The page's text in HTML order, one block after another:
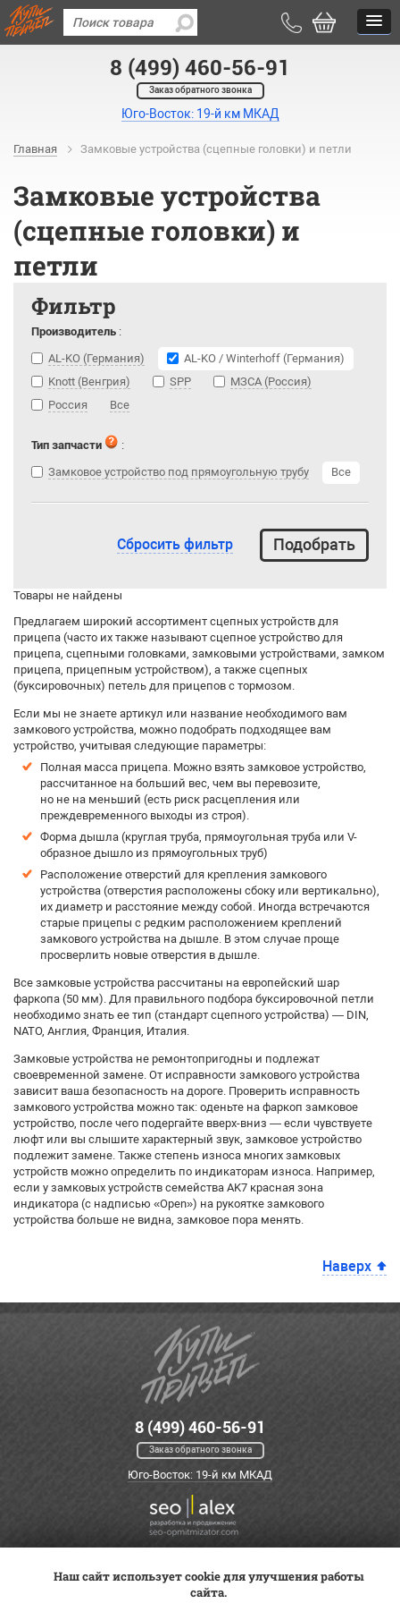
8 (499) 460-56-91
Заказ обратного звонка
Юго-Восток: 19-й км МКАД
Главная Замковые устройства (сцепные головки) и петли
Замковые устройства
(сцепные головки) и
петли
Фильтр
Производитель :
AL-KO (Германия)
AL-KO / Winterhoff (Германия)
Knott (Венгрия)
SPP
МЗСА (Россия)
Россия
Все
Тип запчасти
:
Замковое устройство под прямоугольную трубу
Все
Сбросить фильтр
Товары не найдены
Предлагаем широкий ассортимент сцепных устройств для
прицепа (часто их также называют сцепное устройство для
прицепа, сцепными головками, замковыми устройствами, замком
прицепа, прицепным устройством), а также сцепных
(буксировочных) петель для прицепов с тормозом.
Если мы не знаете артикул или название необходимого вам
замкового устройства, можно подобрать подходящее вам
устройство, учитывая следующие параметры:
Полная масса прицепа. Можно взять замковое устройство,
рассчитанное на больший вес, чем вы перевозите,
но не на меньший (есть риск расцепления или
преждевременного выходы из строя).
Форма дышла (круглая труба, прямоугольная труба или V-
образное дышло из прямоугольных труб)
Расположение отверстий для крепления замкового
устройства (отверстия расположены сбоку или вертикально),
их диаметр и расстояние между собой. Иногда встречаются
старые прицепы с редким расположением креплений
замкового устройства на дышле. В этом случае проще
просверлить новые отверстия в дышле.
Все замковые устройства рассчитаны на европейский шар
фаркопа (50 мм). Для правильного подбора буксировочной петли
необходимо знать ее тип (стандарт сцепного устройства) — DIN,
NATO, Англия, Франция, Италия.
Замковые устройства не ремонтопригодны и подлежат
своевременной замене. От исправности замкового устройства
зависит ваша безопасность на дороге. Проверить исправность
замкового устройства можно так: оденьте на фаркоп замковое
устройство, после чего подергайте вверх-вниз — если чувствуете
люфт или вы слышите характерный звук, замковое устройство
подлежит замене. Также степень износа многих замковых
устройств можно определить по индикаторам износа. Например,
если у замковых устройств семейства AK7 красная зона
индикатора (с надписью «Open») на рукоятке замкового
устройства больше не видна, замковое пора менять.
Наверх
8 (499) 460-56-91
Заказ обратного звонка
Юго-Восток: 19-й км МКАД
Трейд-ин ВК Видео
Наш сайт использует cookie для улучшения работы
сайта.